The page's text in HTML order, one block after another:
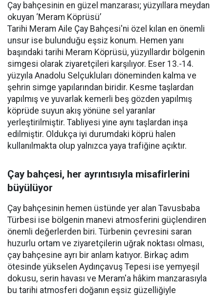
Çay bahçesinin en güzel manzarası; yüzyıllara meydan
okuyan ‘Meram Köprüsü’
Tarihi Meram Aile Çay Bahçesi'ni özel kılan en önemli
unsur ise bulunduğu eşsiz konum. Hemen yanı
başındaki tarihi Meram Köprüsü, yüzyıllardır bölgenin
simgesi olarak ziyaretçileri karşılıyor. Eser 13.-14.
yüzyıla Anadolu Selçukluları döneminden kalma ve
şehrin simge yapılarından biridir. Kesme taşlardan
yapılmış ve yuvarlak kemerli beş gözden yapılmış
köprüde suyun akış yönüne sel yaranlar
yerleştirilmiştir. Tabliyesi yine aynı taşlardan inşa
edilmiştir. Oldukça iyi durumdaki köprü halen
kullanılmakta olup yalnızca yaya trafiğine açıktır.
Çay bahçesi, her ayrıntısıyla misafirlerini
büyülüyor
Çay bahçesinin hemen üstünde yer alan Tavusbaba
Türbesi ise bölgenin manevi atmosferini güçlendiren
önemli değerlerden biri. Türbenin çevresini saran
huzurlu ortam ve ziyaretçilerin uğrak noktası olması,
çay bahçesine ayrı bir anlam katıyor. Birkaç adım
ötesinde yükselen Aydınçavuş Tepesi ise yemyeşil
dokusu, serin havası ve Meram'a hâkim manzarasıyla
bu tarihi atmosferi doğanın eşsiz güzelliğiyle